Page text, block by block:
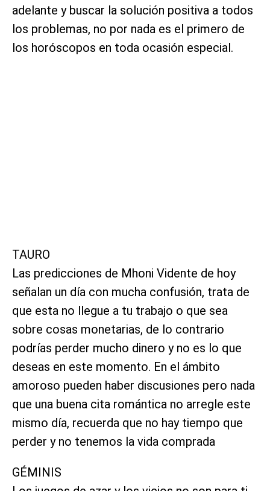
adelante y buscar la solución positiva a todos
los problemas, no por nada es el primero de
los horóscopos en toda ocasión especial.
TAURO
Las predicciones de Mhoni Vidente de hoy
señalan un día con mucha confusión, trata de
que esta no llegue a tu trabajo o que sea
sobre cosas monetarias, de lo contrario
podrías perder mucho dinero y no es lo que
deseas en este momento. En el ámbito
amoroso pueden haber discusiones pero nada
que una buena cita romántica no arregle este
mismo día, recuerda que no hay tiempo que
perder y no tenemos la vida comprada
GÉMINIS